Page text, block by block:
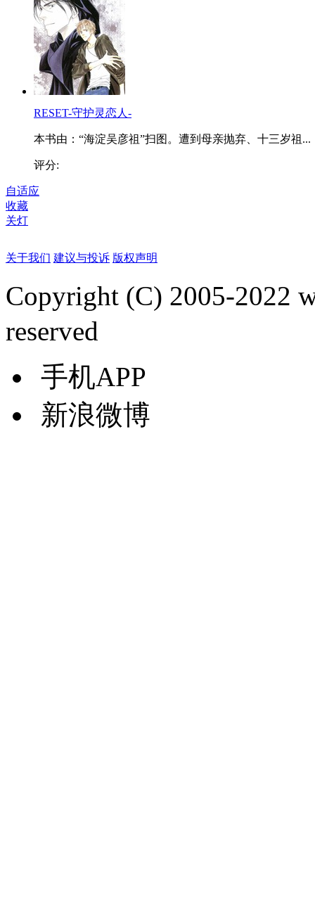
RESET-守护灵恋人-
本书由：“海淀吴彦祖”扫图。遭到母亲抛弃、十三岁祖...
评分:
自适应
收藏
关灯
关于我们 建议与投诉 版权声明
Copyright (C) 2005-2022
reserved
手机APP
新浪微博